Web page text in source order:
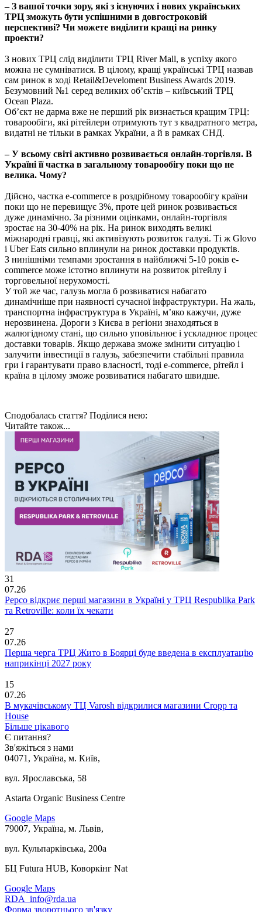
– З вашої точки зору, які з існуючих і нових українських
ТРЦ зможуть бути успішними в довгостроковій
перспективі? Чи можете виділити кращі на ринку
проекти?
З нових ТРЦ слід виділити ТРЦ River Mall, в успіху якого
можна не сумніватися. В цілому, кращі українські ТРЦ назвав
сам ринок в ході Retail&Develoment Business Awards 2019.
Безумовний №1 серед великих об’єктів – київський ТРЦ
Ocean Plaza.
Об’єкт не дарма вже не перший рік визнається кращим ТРЦ:
товарообіги, які рітейлери отримують тут з квадратного метра,
видатні не тільки в рамках України, а й в рамках СНД.
– У всьому світі активно розвивається онлайн-торгівля. В
Україні її частка в загальному товарообігу поки що не
велика. Чому?
Дійсно, частка e-commerce в роздрібному товарообігу країни
поки що не перевищує 3%, проте цей ринок розвивається
дуже динамічно. За різними оцінками, онлайн-торгівля
зростає на 30-40% на рік. На ринок виходять великі
міжнародні гравці, які активізують розвиток галузі. Ті ж Glovo
і Uber Eats сильно вплинули на ринок доставки продуктів.
З нинішніми темпами зростання в найближчі 5-10 років e-
commerce може істотно вплинути на розвиток рітейлу і
торговельної нерухомості.
У той же час, галузь могла б розвиватися набагато
динамічніше при наявності сучасної інфраструктури. На жаль,
транспортна інфраструктура в Україні, м’яко кажучи, дуже
нерозвинена. Дороги з Києва в регіони знаходяться в
жалюгідному стані, що сильно уповільнює і ускладнює процес
доставки товарів. Якщо держава зможе змінити ситуацію і
залучити інвестиції в галузь, забезпечити стабільні правила
гри і гарантувати право власності, тоді e-commerce, рітейл і
країна в цілому зможе розвиватися набагато швидше.
Сподобалась стаття? Поділися нею:
Читайте також...
31
07.26
Pepco відкриє перші магазини в Україні у ТРЦ Respublika Park
та Retroville: коли їх чекати
27
07.26
Перша черга ТРЦ Жито в Боярці буде введена в експлуатацію
наприкінці 2027 року
15
07.26
В мукачівському ТЦ Varosh відкрилися магазини Cropp та
House
Більше цікавого
Є питання?
Зв'яжіться з нами
04071, Україна, м. Київ,
вул. Ярославська, 58
Astarta Organic Business Centre
Google Maps
79007, Україна, м. Львів,
вул. Кульпарківська, 200а
БЦ Futura HUB, Коворкінг Nat
Google Maps
RDA_info@rda.ua
Форма зворотнього зв'язку